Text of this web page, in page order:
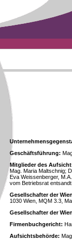
Geschäftsführung:
Mitglieder des
Mag. Maria Maltschnig;
Eva Weissenberger,
vom Betriebsrat
Gesellschafter der
1030 Wien, MQM 3.3,
Gesellschafter der
Firmenbuchgericht:
Aufsichtsbehörde: